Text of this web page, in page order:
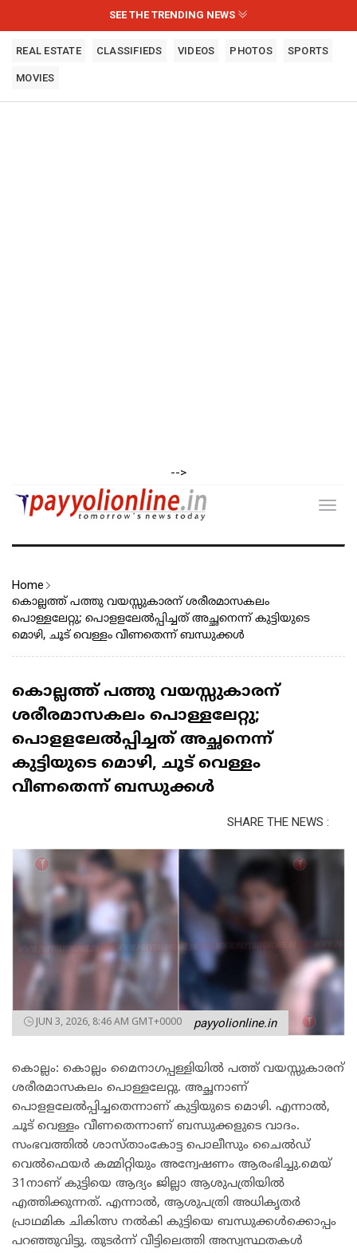
SEE THE TRENDING NEWS
REAL ESTATE CLASSIFIEDS VIDEOS PHOTOS SPORTS
MOVIES
-->
Home
കൊല്ലത്ത് പത്തു വയസ്സുകാരന് ശരീരമാസകലം
പൊള്ളലേറ്റു; പൊളളലേൽപ്പിച്ചത് അച്ഛനെന്ന് കുട്ടിയുടെ
മൊഴി, ചൂട് വെള്ളം വീണതെന്ന് ബന്ധുക്കൾ
കൊല്ലത്ത് പത്തു വയസ്സുകാരന്
ശരീരമാസകലം പൊള്ളലേറ്റു;
പൊളളലേൽപ്പിച്ചത് അച്ഛനെന്ന്
കുട്ടിയുടെ മൊഴി, ചൂട് വെള്ളം
വീണതെന്ന് ബന്ധുക്കൾ
SHARE THE NEWS :
JUN 3, 2026, 8:46 AM GMT+0000 payyolionline.in
കൊല്ലം: കൊല്ലം മൈനാഗപ്പള്ളിയിൽ പത്ത് വയസ്സുകാരന്
ശരീരമാസകലം പൊള്ളലേറ്റു. അച്ഛനാണ്
പൊളളലേൽപ്പിച്ചതെന്നാണ് കുട്ടിയുടെ മൊഴി. എന്നാൽ,
ചൂട് വെള്ളം വീണതെന്നാണ് ബന്ധുക്കളുടെ വാദം.
സംഭവത്തിൽ ശാസ്താംകോട്ട പൊലീസും ചൈൽഡ്
വെൽഫെയർ കമ്മിറ്റിയും അന്വേഷണം ആരംഭിച്ചു.മെയ്
31നാണ് കുട്ടിയെ ആദ്യം ജില്ലാ ആശുപത്രിയിൽ
എത്തിക്കുന്നത്. എന്നാൽ, ആശുപത്രി അധികൃതർ
പ്രാഥമിക ചികിത്സ നൽകി കുട്ടിയെ ബന്ധുക്കൾക്കൊപ്പം
പറഞ്ഞുവിട്ടു. തുടർന്ന് വീട്ടിലെത്തി അസ്വസ്ഥതകൾ